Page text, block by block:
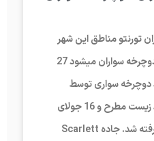
تورنتو مناطق این شهر
مجهز به خطوط اختصاصی دوچرخه سواران می­شود 27
­سواری توسط
انجمن زیرساخت­ ها و محیط زیست مطرح و 16 جولای
توسط شورای شهر تورنتو پذیرفته شد. جاده Scarlett